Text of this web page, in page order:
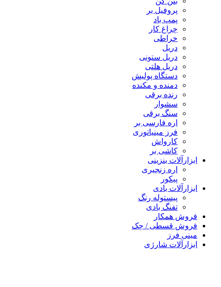
پروفیل بر
چراغ کار
دریل ستونی
دریل هلتی
دستگاه پولیش
دمنده و مکنده
رنده برقی
سنگ برقی
اره فارسی بر
فرز مینیاتوری
کاشی بر
بنزینی
اره زنجیری
بادی
پیستوله رنگ
تفنگ بادی
همکار
قسطی / چک
فرز
شارژی